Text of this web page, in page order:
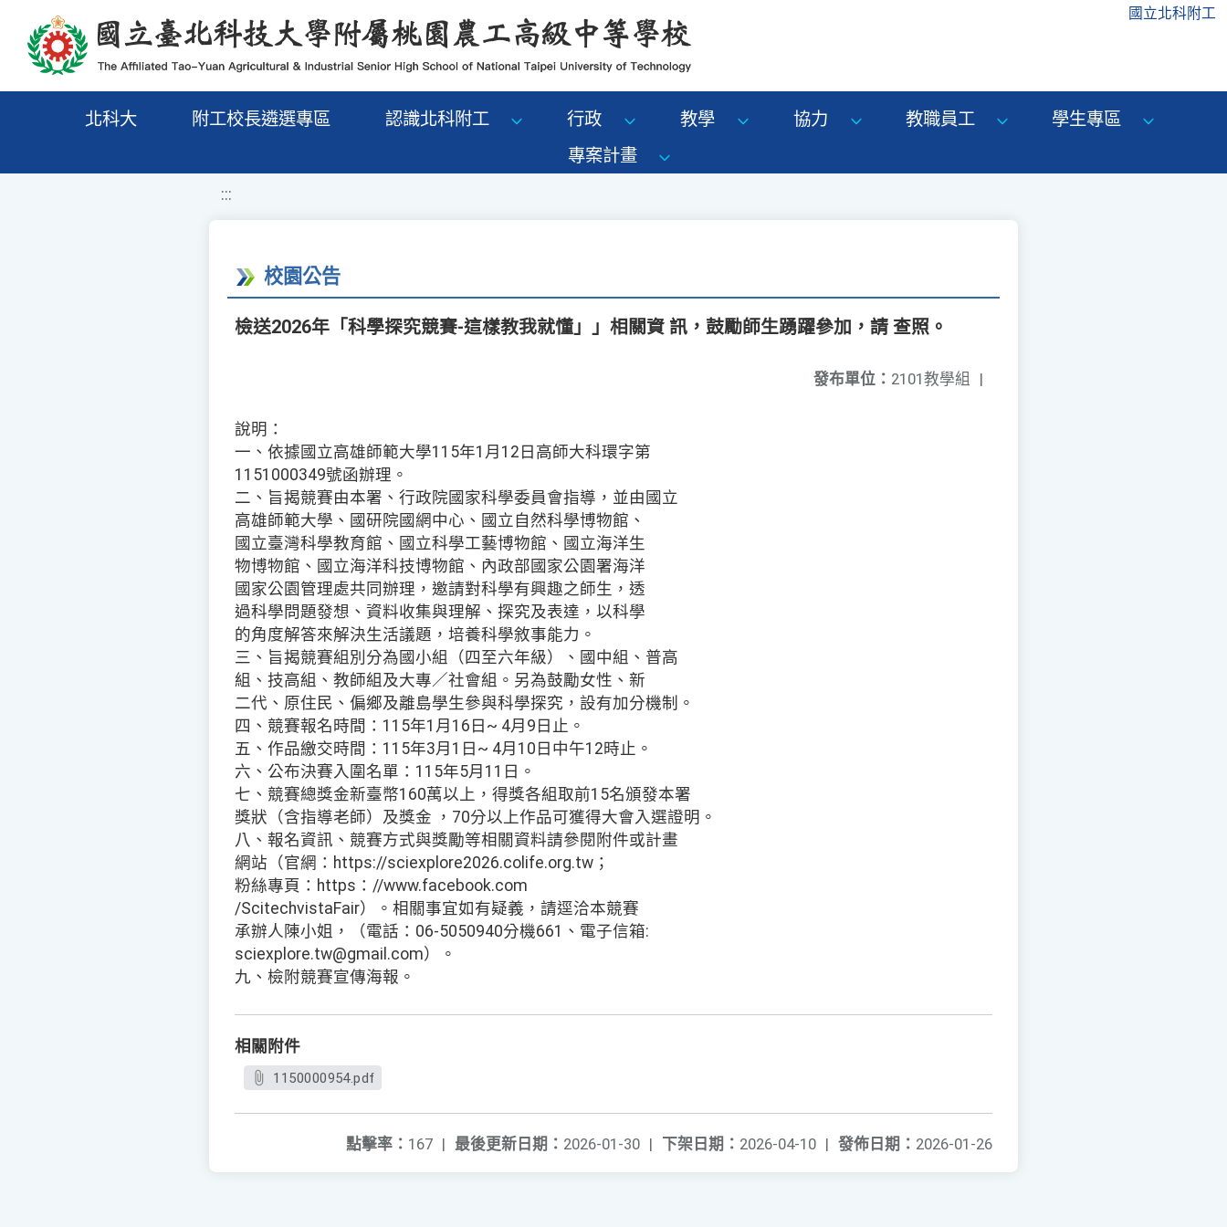
移至網頁之主要內容區位置 國立北科附工
北科大 附工校長遴選專區 認識北科附工 行政 教學 協力 教職員工
學生專區
專案計畫
:::
校園公告
檢送2026年「科學探究競賽-這樣教我就懂」」相關資 訊，鼓勵師生踴躍參加，請 查照。
發布單位： 2101教學組 |
說明：
一、依據國立高雄師範大學115年1月12日高師大科環字第
1151000349號函辦理。
二、旨揭競賽由本署、行政院國家科學委員會指導，並由國立
高雄師範大學、國研院國網中心、國立自然科學博物館、
國立臺灣科學教育館、國立科學工藝博物館、國立海洋生
物博物館、國立海洋科技博物館、內政部國家公園署海洋
國家公園管理處共同辦理，邀請對科學有興趣之師生，透
過科學問題發想、資料收集與理解、探究及表達，以科學
的角度解答來解決生活議題，培養科學敘事能力。
三、旨揭競賽組別分為國小組（四至六年級）、國中組、普高
組、技高組、教師組及大專／社會組。另為鼓勵女性、新
二代、原住民、偏鄉及離島學生參與科學探究，設有加分機制。
四、競賽報名時間：115年1月16日~ 4月9日止。
五、作品繳交時間：115年3月1日~ 4月10日中午12時止。
六、公布決賽入圍名單：115年5月11日。
七、競賽總獎金新臺幣160萬以上，得獎各組取前15名頒發本署
獎狀（含指導老師）及獎金 ，70分以上作品可獲得大會入選證明。
八、報名資訊、競賽方式與獎勵等相關資料請參閱附件或計畫
網站（官網：https://sciexplore2026.colife.org.tw；
粉絲專頁：https：//www.facebook.com
/ScitechvistaFair）。相關事宜如有疑義，請逕洽本競賽
承辦人陳小姐，（電話：06-5050940分機661、電子信箱:
sciexplore.tw@gmail.com）。
九、檢附競賽宣傳海報。
相關附件
1150000954.pdf
發佈日期： 2026-01-26
下架日期： 2026-04-10 |
最後更新日期： 2026-01-30 |
點擊率： 167 |